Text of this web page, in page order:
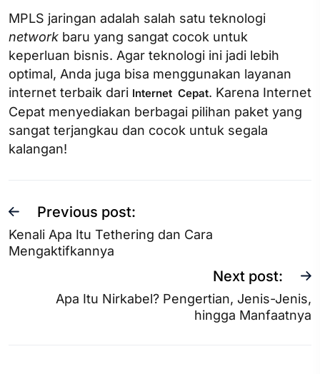
MPLS jaringan adalah salah satu teknologi
network baru yang sangat cocok untuk
keperluan bisnis. Agar teknologi ini jadi lebih
optimal, Anda juga bisa menggunakan layanan
internet terbaik dari Internet Cepat. Karena Internet
Cepat menyediakan berbagai pilihan paket yang
sangat terjangkau dan cocok untuk segala
kalangan!
Previous post:
Kenali Apa Itu Tethering dan Cara
Mengaktifkannya
Next post:
Apa Itu Nirkabel? Pengertian, Jenis-Jenis,
hingga Manfaatnya